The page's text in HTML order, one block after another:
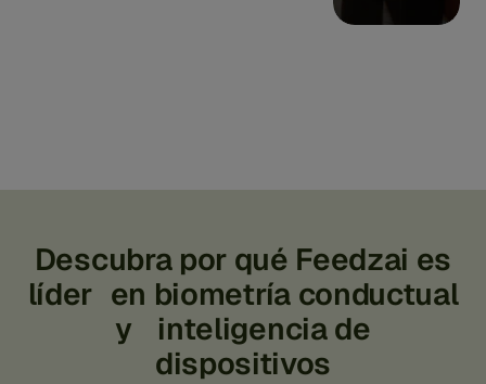
Descubra por qué Feedzai es
líder en biometría conductual
y inteligencia de
dispositivos